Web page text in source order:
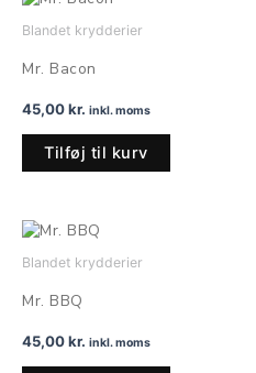
Blandet krydderier
Mr. Bacon
45,00kr. inkl. moms
Tilføj til kurv
Blandet krydderier
Mr. BBQ
45,00kr. inkl. moms